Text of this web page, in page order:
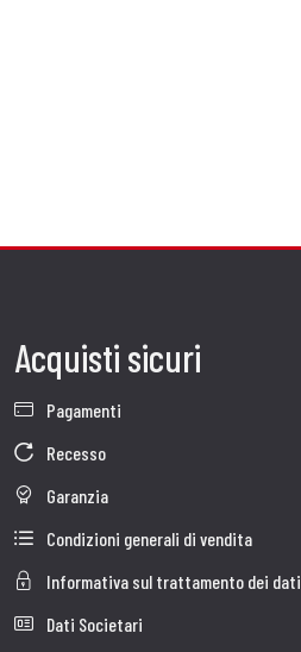
Acquisti sicuri
Pagamenti
Recesso
Garanzia
Condizioni generali di vendita
Informativa sul trattamento dei dati
Dati Societari